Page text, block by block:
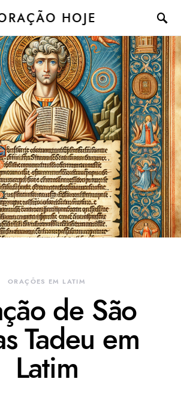
HOJE
ORAÇÕES EM LATIM
de São
Tadeu em
Latim